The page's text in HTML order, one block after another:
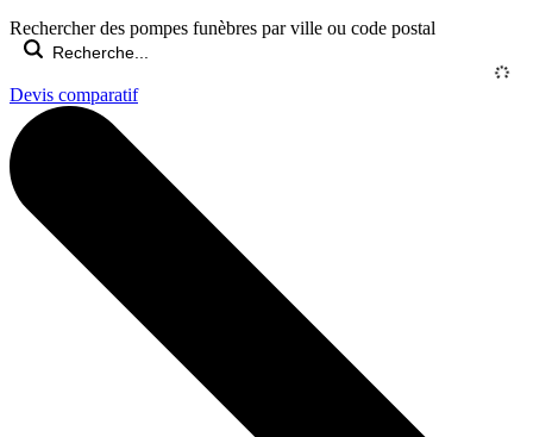
Rechercher des pompes funèbres par ville ou code postal
Devis comparatif